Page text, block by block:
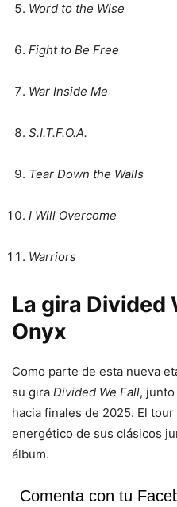
Word to the Wise
Fight to Be Free
War Inside Me
S.I.T.F.O.A.
Tear Down the Walls
I Will Overcome
Warriors
La gira Divided
Onyx
Como parte de esta nueva
su gira Divided We Fall, junto
hacia finales de 2025. El
energético de sus clásicos
álbum.
Comenta con tu